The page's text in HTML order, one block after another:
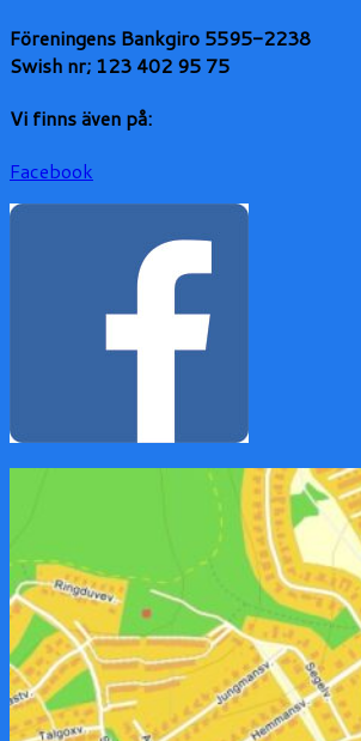
Föreningens Bankgiro 5595-2238
Swish nr; 123 402 95 75
Vi finns även på:
Facebook